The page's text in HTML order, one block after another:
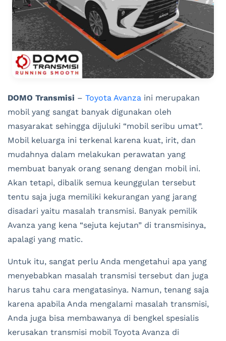
DOMO Transmisi – Toyota Avanza ini merupakan
mobil yang sangat banyak digunakan oleh
masyarakat sehingga dijuluki “mobil seribu umat”.
Mobil keluarga ini terkenal karena kuat, irit, dan
mudahnya dalam melakukan perawatan yang
membuat banyak orang senang dengan mobil ini.
Akan tetapi, dibalik semua keunggulan tersebut
tentu saja juga memiliki kekurangan yang jarang
disadari yaitu masalah transmisi. Banyak pemilik
Avanza yang kena “sejuta kejutan” di transmisinya,
apalagi yang matic.
Untuk itu, sangat perlu Anda mengetahui apa yang
menyebabkan masalah transmisi tersebut dan juga
harus tahu cara mengatasinya. Namun, tenang saja
karena apabila Anda mengalami masalah transmisi,
Anda juga bisa membawanya di bengkel spesialis
kerusakan transmisi mobil Toyota Avanza di